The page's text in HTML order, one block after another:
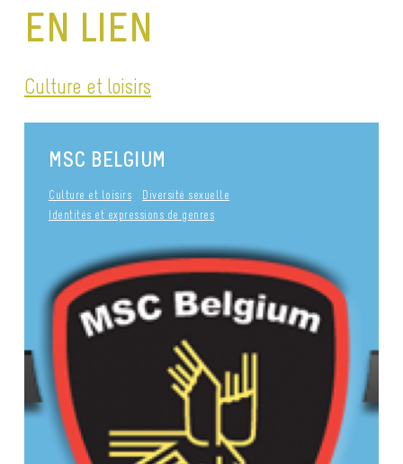
EN LIEN
Culture et loisirs
MSC BELGIUM
Culture et loisirs
Diversité sexuelle
Identités et expressions de genres